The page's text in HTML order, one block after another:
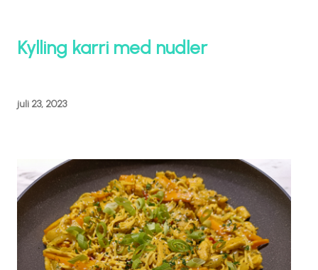
Kylling karri med nudler
juli 23, 2023